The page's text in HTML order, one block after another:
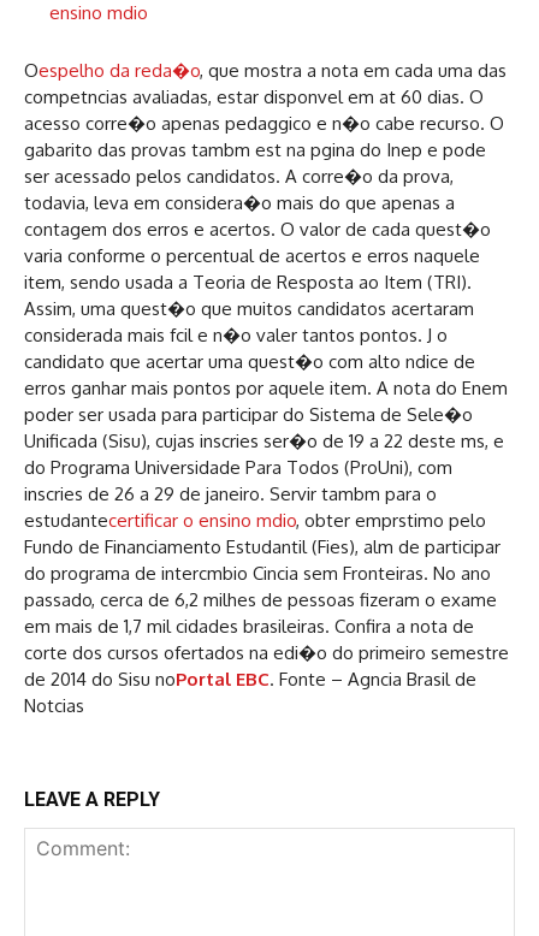
ensino mdio
Oespelho da reda�o, que mostra a nota em cada uma das
competncias avaliadas, estar disponvel em at 60 dias. O
acesso corre�o apenas pedaggico e n�o cabe recurso. O
gabarito das provas tambm est na pgina do Inep e pode
ser acessado pelos candidatos. A corre�o da prova,
todavia, leva em considera�o mais do que apenas a
contagem dos erros e acertos. O valor de cada quest�o
varia conforme o percentual de acertos e erros naquele
item, sendo usada a Teoria de Resposta ao Item (TRI).
Assim, uma quest�o que muitos candidatos acertaram
considerada mais fcil e n�o valer tantos pontos. J o
candidato que acertar uma quest�o com alto ndice de
erros ganhar mais pontos por aquele item. A nota do Enem
poder ser usada para participar do Sistema de Sele�o
Unificada (Sisu), cujas inscries ser�o de 19 a 22 deste ms, e
do Programa Universidade Para Todos (ProUni), com
inscries de 26 a 29 de janeiro. Servir tambm para o
estudantecertificar o ensino mdio, obter emprstimo pelo
Fundo de Financiamento Estudantil (Fies), alm de participar
do programa de intercmbio Cincia sem Fronteiras. No ano
passado, cerca de 6,2 milhes de pessoas fizeram o exame
em mais de 1,7 mil cidades brasileiras. Confira a nota de
corte dos cursos ofertados na edi�o do primeiro semestre
de 2014 do Sisu noPortal EBC. Fonte – Agncia Brasil de
Notcias
LEAVE A REPLY